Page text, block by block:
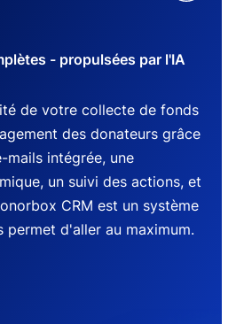
- propulsées par l'IA
de votre collecte de fonds
des donateurs grâce
mails intégrée, une
un suivi des actions, et
CRM est un système
d'aller au maximum.